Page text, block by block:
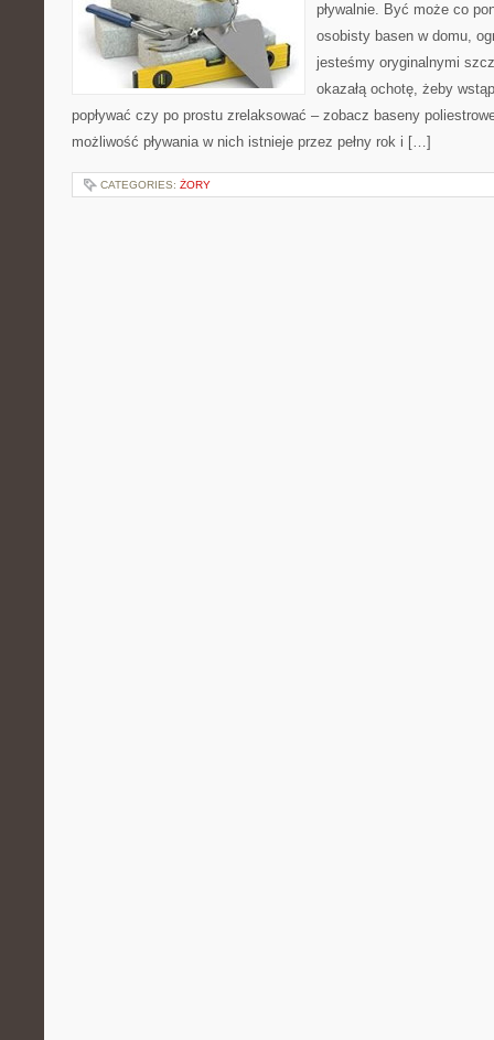
pływalnie. Być może co
osobisty basen w domu,
jesteśmy oryginalnymi
okazałą ochotę, żeby
popływać czy po prostu zrelaksować – zobacz baseny
możliwość pływania w nich istnieje przez pełny rok i […]
CATEGORIES: ŻORY